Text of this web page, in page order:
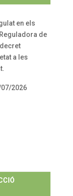
en els
de
a les
2026